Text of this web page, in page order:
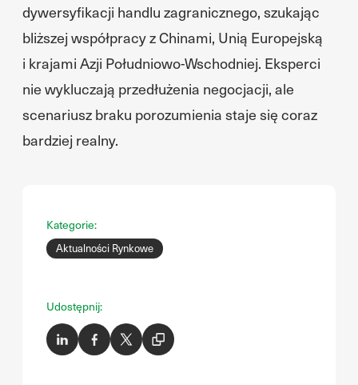
dywersyfikacji handlu zagranicznego, szukając
bliższej współpracy z Chinami, Unią Europejską
i krajami Azji Południowo-Wschodniej. Eksperci
nie wykluczają przedłużenia negocjacji, ale
scenariusz braku porozumienia staje się coraz
bardziej realny.
Kategorie:
Aktualności Rynkowe
Udostępnij: